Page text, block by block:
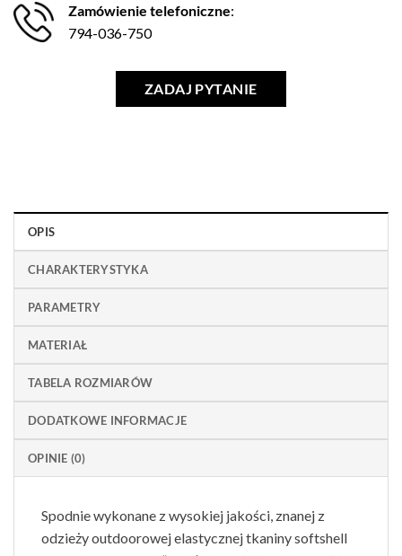
Zamówienie telefoniczne:
794-036-750
ZADAJ PYTANIE
OPIS
CHARAKTERYSTYKA
PARAMETRY
MATERIAŁ
TABELA ROZMIARÓW
DODATKOWE INFORMACJE
OPINIE (0)
Spodnie wykonane z wysokiej jakości, znanej z
odzieży outdoorowej elastycznej tkaniny softshell